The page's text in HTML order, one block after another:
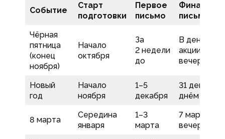
Событие
Старт
подготовки
Первое
письмо
письмо
Чёрная
пятница
(конец
ноября)
Начало
октября
За
2 недели
до
В день
акции
вечером
Новый
год
Начало
ноября
1–5
декабря
31 декабря
днём
8 марта
Середина
января
1–3
марта
7 марта
вечером